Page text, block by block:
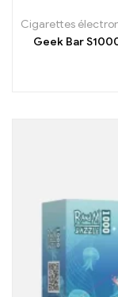
Cigarettes
Geek Bar